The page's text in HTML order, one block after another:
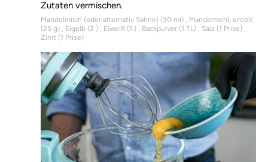
Zutaten vermischen.
Mandelmilch (oder alternativ Sahne) (30 ml)
Mandelmehl, entölt
(25 g) Eigelb (2 ) Eiweiß (1 ) Backpulver (1 TL) Salz (1 Prise)
Zimt (1 Prise)